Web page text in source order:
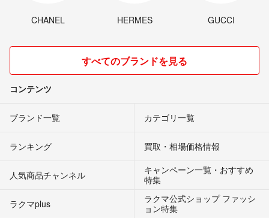
CHANEL HERMES GUCCI
すべてのブランドを見る
コンテンツ
ブランド一覧 カテゴリ一覧
ランキング 買取・相場価格情報
人気商品チャンネル
キャンペーン一覧・おすすめ
特集
ラクマplus
ラクマ公式ショップ ファッシ
ョン特集